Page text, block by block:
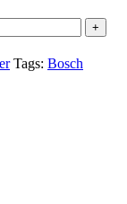
Tags: Bosch